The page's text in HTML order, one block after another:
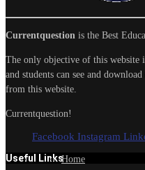
Currentquestion is the Best
The only objective of this website
and students can see and
from this website.
Currentquestion!
Facebook Instagram
Useful LinksHome